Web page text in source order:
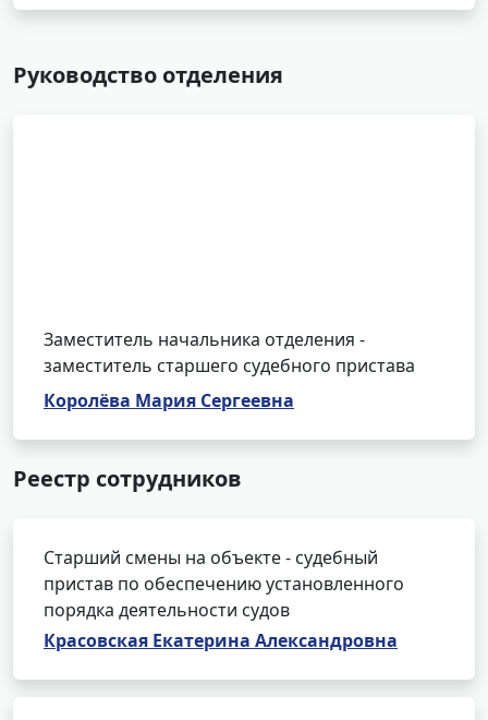
Руководство отделения
Заместитель начальника отделения -
заместитель старшего судебного пристава
Королёва Мария Сергеевна
Реестр сотрудников
Старший смены на объекте - судебный
пристав по обеспечению установленного
порядка деятельности судов
Красовская Екатерина Александровна